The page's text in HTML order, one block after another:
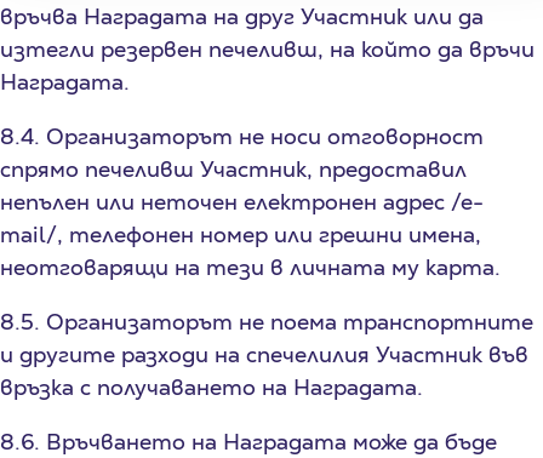
връчва Наградата на друг Участник или да
изтегли резервен печеливш, на който да връчи
Наградата.
8.4. Организаторът не носи отговорност
спрямо печеливш Участник, предоставил
непълен или неточен eлектронен адрес /е-
mail/, телефонен номер или грешни имена,
неотговарящи на тези в личната му карта.
8.5. Организаторът не поема транспортните
и другите разходи на спечелилия Участник във
връзка с получаването на Наградата.
8.6. Връчването на Наградата може да бъде